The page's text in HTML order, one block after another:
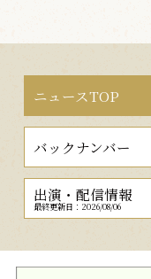
ニュースTOP
バックナンバー
出演・配信情報
最終更新日：2026/08/06